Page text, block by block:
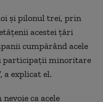
și pilonul trei, prin
acestei țări
cumpărând acele
participații minoritare
a explicat el.
ca acele